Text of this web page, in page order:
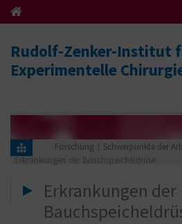
Rudolf-Zenker-Institut
Experimentelle
Forschung
Schwerpunkte der
Erkrankungen der Bauchspeicheldrüse
Erkrankungen der